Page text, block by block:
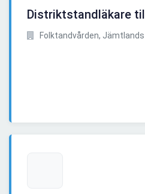
Distriktstandläkare
Folktandvården,